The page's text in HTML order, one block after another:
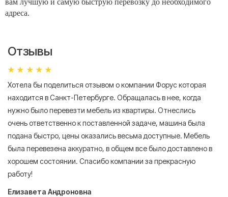
вам лучшую и самую быструю перевозку до необходимого
адреса.
Отзывы
Хотела бы поделиться отзывом о компании Форус которая
находится в Санкт-Петербурге. Обращалась в нее, когда
нужно было перевезти мебель из квартиры. Отнеслись
очень ответственно к поставленной задаче, машина была
подана быстро, цены оказались весьма доступные. Мебель
была перевезена аккуратно, в общем все было доставлено в
хорошем состоянии. Спасибо компании за прекрасную
работу!
Елизавета Андроновна